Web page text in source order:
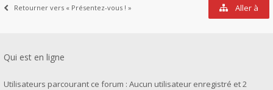
Retourner vers « Présentez-vous ! » Aller à
Qui est en ligne
Utilisateurs parcourant ce forum : Aucun utilisateur enregistré et 2